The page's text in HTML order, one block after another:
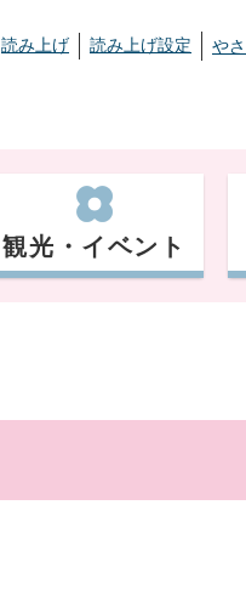
読み上げ 読み上げ設定 や
観光・イベント